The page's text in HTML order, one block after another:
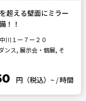
超える壁面にミラー
！！
川１ー７ー２０
ンス, 展示会・個展, そ
円（税込）~ /時間